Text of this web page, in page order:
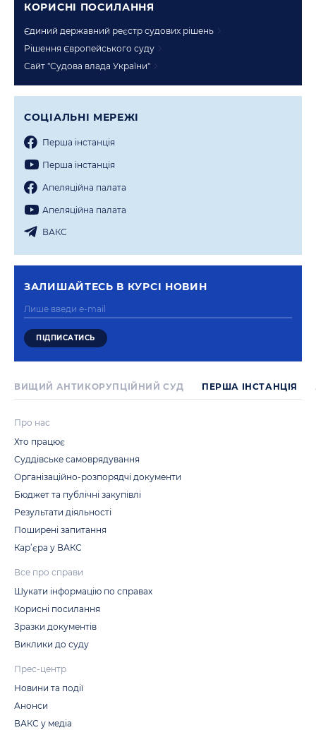
КОРИСНI ПОСИЛАННЯ
Єдиний державний реєстр судових рішень
Рішення Європейського суду
Сайт "Судова влада України"
СОЦIАЛЬНI МЕРЕЖI
Перша iнстанцiя
Перша iнстанцiя
Апеляцiйна палата
Апеляцiйна палата
ВАКС
ЗАЛИШАЙТЕСЬ В КУРСI НОВИН
ВИЩИЙ АНТИКОРУПЦІЙНИЙ СУД ПЕРША IНСТАНЦIЯ
Про нас
Хто працює
Суддівське самоврядування
Організаційно-розпорядчі документи
Бюджет та публічні закупівлі
Результати діяльності
Поширені запитання
Кар’єра у ВАКС
Все про справи
Шукати інформацію по справах
Корисні посилання
Зразки документів
Виклики до суду
Прес-центр
Новини та події
Анонси
ВАКС у медіа